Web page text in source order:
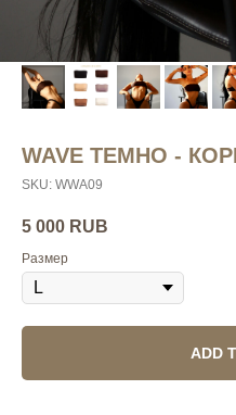
WAVE ТЕМНО -
SKU: WWA09
5 000 RUB
Размер
ADD